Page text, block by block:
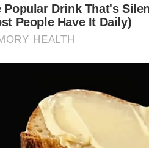
Popular Drink That's
People Have It Daily)
HEALTH